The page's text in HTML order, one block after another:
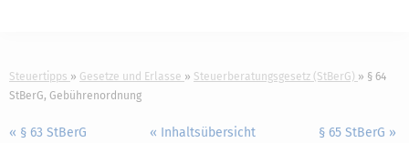
Steuertipps Gesetze und Erlasse Steuerberatungsgesetz (StBerG)
§ 64
StBerG, Gebührenordnung
« § 63 StBerG
« Inhaltsübersicht
§ 65 StBerG »